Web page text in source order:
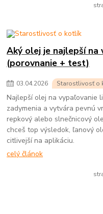
Aký olej je najlepší
(porovnanie + test)
03.04.2026 Starostlivosť o
Najlepší olej na vypaľovanie
zadymenia a vytvára pevnú
repkový alebo slnečnicový
chceš top výsledok, ľanový
citlivejší na aplikáciu.
celý článok